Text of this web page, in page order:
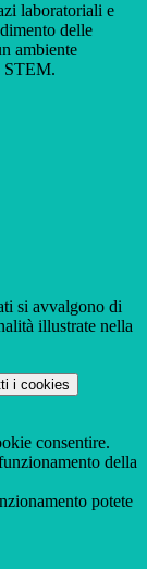
laboratoriali e
delle
ambiente
STEM.
si avvalgono di
illustrate nella
i cookies
consentire.
della
potete